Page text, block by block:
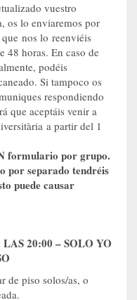
vuestro
os lo enviaremos por
nos lo reenviéis
48 horas. En caso de
podéis
Si tampoco os
respondiendo
que aceptáis venir a
a partir del 1
formulario por grupo.
por separado tendréis
puede causar
20:00 – SOLO YO
de piso solos/as, o